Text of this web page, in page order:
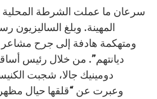
سرعان ما عملت الشرطة المحلية
المهينة. وبلغ الساليزيون
ومتهكمة هادفة إلى جرح مشاعر
ديانتهم”. من خلال رئيس
دومينيك جالا، شجبت
وعبرت عن “قلقها حيال